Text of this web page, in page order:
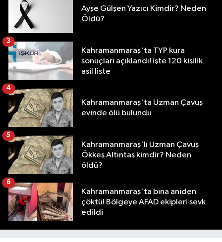
Ayşe Gülşen Yazıcı Kimdir? Neden
Öldü?
Kahramanmaraş'ta TYP kura
sonuçları açıklandı! işte 120 kişilik
asil liste
3
Kahramanmaraş'ta Uzman Çavuş
evinde ölü bulundu
4
Kahramanmaraş'lı Uzman Çavuş
Ökkeş Altıntaş kimdir? Neden
öldü?
5
Kahramanmaraş'ta bina aniden
çöktü! Bölgeye AFAD ekipleri sevk
edildi
6